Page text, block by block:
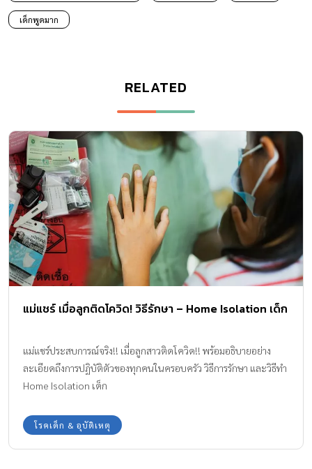
เด็กพูดมาก
RELATED
แม่แชร์ เมื่อลูกติดโควิด! วิธีรักษา – Home Isolation เด็ก
แม่แชร์ประสบการณ์จริง!! เมื่อลูกสาวติดโควิด!! พร้อมอธิบายอย่าง
ละเอียดถึงการปฏิบัติตัวของทุกคนในครอบครัว วิธีการรักษา และวิธีทำ
Home Isolation เด็ก
โรคเด็ก & อุบัติเหตุ